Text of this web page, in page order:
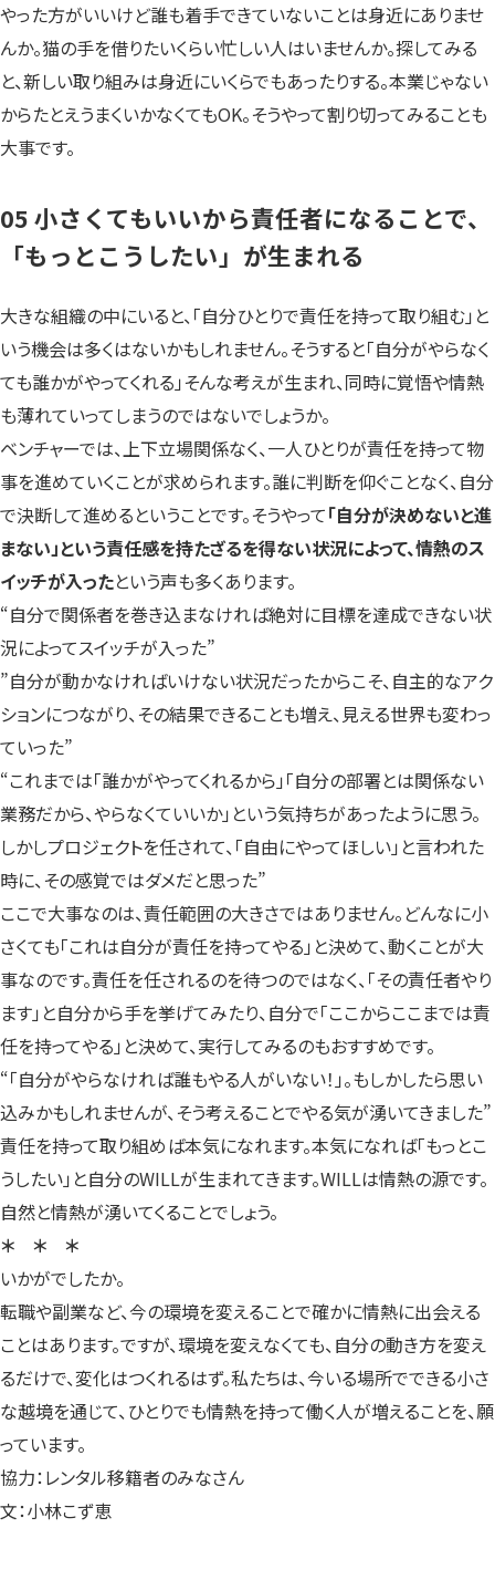
やった方がいいけど誰も着手できていないことは身近にありませ
んか。猫の手を借りたいくらい忙しい人はいませんか。探してみる
と、新しい取り組みは身近にいくらでもあったりする。本業じゃない
からたとえうまくいかなくてもOK。そうやって割り切ってみることも
大事です。
05 小さくてもいいから責任者になることで、
「もっとこうしたい」が生まれる
大きな組織の中にいると、「自分ひとりで責任を持って取り組む」と
いう機会は多くはないかもしれません。そうすると「自分がやらなく
ても誰かがやってくれる」そんな考えが生まれ、同時に覚悟や情熱
も薄れていってしまうのではないでしょうか。
ベンチャーでは、上下立場関係なく、一人ひとりが責任を持って物
事を進めていくことが求められます。誰に判断を仰ぐことなく、自分
で決断して進めるということです。そうやって「自分が決めないと進
まない」という責任感を持たざるを得ない状況によって、情熱のス
イッチが入ったという声も多くあります。
“自分で関係者を巻き込まなければ絶対に目標を達成できない状
況によってスイッチが入った”
”自分が動かなければいけない状況だったからこそ、自主的なアク
ションにつながり、その結果できることも増え、見える世界も変わっ
ていった”
“これまでは「誰かがやってくれるから」「自分の部署とは関係ない
業務だから、やらなくていいか」という気持ちがあったように思う。
しかしプロジェクトを任されて、「自由にやってほしい」と言われた
時に、その感覚ではダメだと思った”
ここで大事なのは、責任範囲の大きさではありません。どんなに小
さくても「これは自分が責任を持ってやる」と決めて、動くことが大
事なのです。責任を任されるのを待つのではなく、「その責任者やり
ます」と自分から手を挙げてみたり、自分で「ここからここまでは責
任を持ってやる」と決めて、実行してみるのもおすすめです。
“「自分がやらなければ誰もやる人がいない！」。もしかしたら思い
込みかもしれませんが、そう考えることでやる気が湧いてきました”
責任を持って取り組めば本気になれます。本気になれば「もっとこ
うしたい」と自分のWILLが生まれてきます。WILLは情熱の源です。
自然と情熱が湧いてくることでしょう。
＊ ＊ ＊
いかがでしたか。
転職や副業など、今の環境を変えることで確かに情熱に出会える
ことはあります。ですが、環境を変えなくても、自分の動き方を変え
るだけで、変化はつくれるはず。私たちは、今いる場所でできる小さ
な越境を通じて、ひとりでも情熱を持って働く人が増えることを、願
っています。
協力：レンタル移籍者のみなさん
文：小林こず恵